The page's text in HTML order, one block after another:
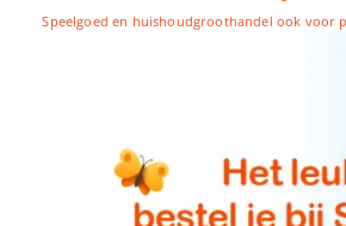
Speelgoed en huishoudgroothandel ook voor